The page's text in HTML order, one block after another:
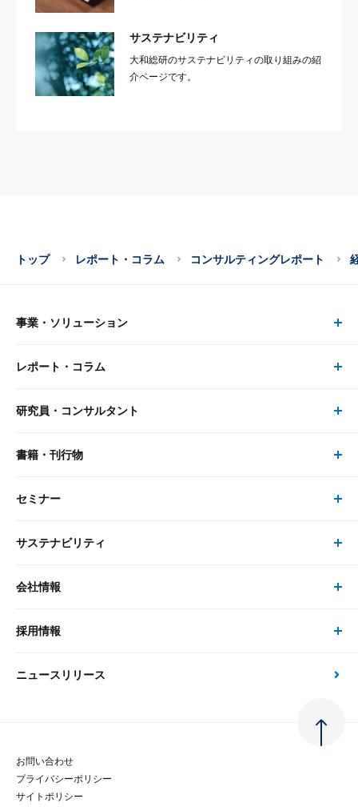
サステナビリティ
大和総研のサステナビリティの取り組みの紹
介ページです。
トップ レポート・コラム コンサルティングレポート
事業・ソリューション
事業・ソリューション トップ
リサーチ
大和総研の強み
先端テクノロジーに基づく新たな価値の創出
レポート・コラム
レポート・コラム トップ
最新のレポート・コラム
政策分析
金融経済教育等
研究員・コンサルタント
研究員・コンサルタント トップ
研究員
書籍・刊行物
書籍・刊行物 トップ
書籍
セミナー
セミナー トップ
現在受付中のセミナー・イベント
サステナビリティ
サステナビリティの取り組み
次世代社会への貢献
マルチステークホルダー方針
会社情報
会社情報 トップ
会社概要・役員一覧
大和総研の歩み
採用情報
採用情報 トップ
経験者採用
ニュースリリース
お問い合わせ
プライバシーポリシー
サイトポリシー